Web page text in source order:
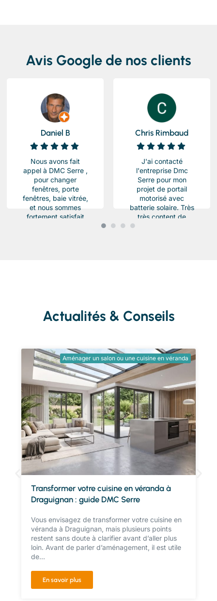
Avis Google de nos clients
Daniel B
Nous avons fait
appel à DMC Serre ,
pour changer
fenêtres, porte
fenêtres, baie vitrée,
et nous sommes
fortement satisfait
Chris Rimbaud
J'ai contacté
l'entreprise Dmc
Serre pour mon
projet de portail
motorisé avec
batterie solaire. Très
très content de
l'équipe Beau travail
Actualités & Conseils
Aménager un salon ou une cuisine en véranda
Transformer votre cuisine en véranda à
Draguignan : guide DMC Serre
Vous envisagez de transformer votre cuisine en
véranda à Draguignan, mais plusieurs points
restent sans doute à clarifier avant d’aller plus
loin. Avant de parler d’aménagement, il est utile
de...
En savoir plus